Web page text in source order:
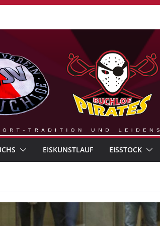
EISKUNSTLAUF EISSTOCK